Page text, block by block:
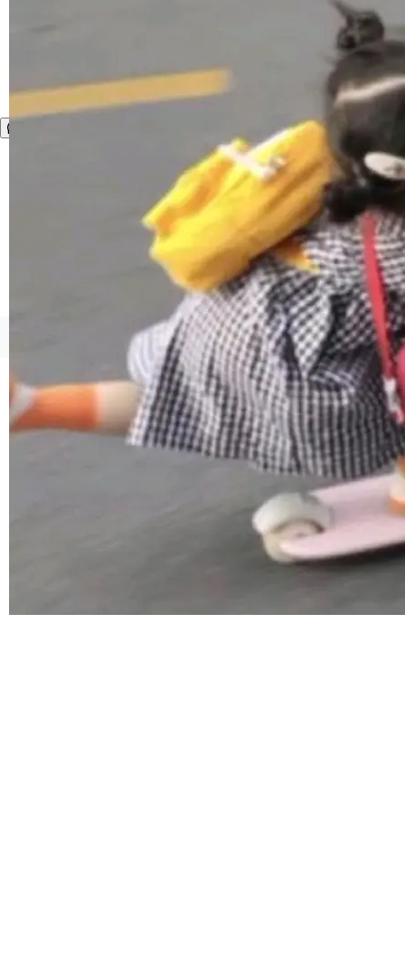
整性保护。效果是：吞吐量提升 41%，每 token
成本降低 30%，精度不变。 FP8 省的不仅是显
存 KV cache 是推理时最吃显...
让语音识别不再只是听清，而是真正听懂。通过
先理解你的语境和意图，再把准确的文字直接给
到你。从“逐字转写、单点优化”演进为“理解语
境、兼容场景、一键直出”。 Hy ASR 3.0 previe
w 不要求标准普通话，方言识别覆盖粤语、吴语
等 10 大方言片区和 20 余个二级小片区。在开
源评测集中，Hy ASR 3.0 preview 在多语种的
©OSCHINA(OSChina.NET) 京ICP备2025119063号